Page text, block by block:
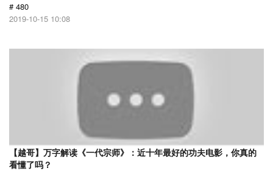
# 480
2019-10-15 10:08
【越哥】万字解读《一代宗师》：近十年最好的功夫电影，你真的
看懂了吗？